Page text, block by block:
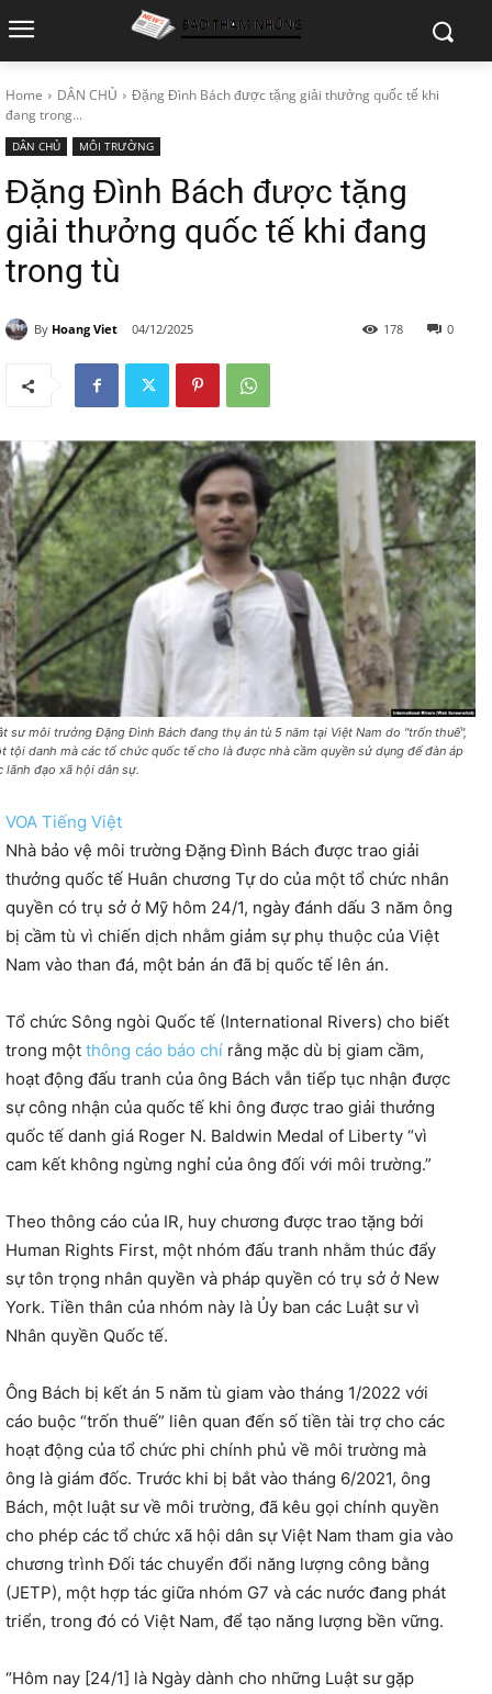
Home DÂN CHỦ
Đặng Đình Bách được tặng giải thưởng quốc tế khi
đang trong...
DÂN CHỦ MÔI TRƯỜNG
Đặng Đình Bách được tặng
giải thưởng quốc tế khi đang
trong tù
By Hoang Viet 04/12/2025 0
178
sư môi trưởng Đặng Đình Bách đang thụ án tù 5 năm tại Việt Nam do "trốn thuế",
tội danh mà các tổ chức quốc tế cho là được nhà cầm quyền sử dụng để đàn áp
lãnh đạo xã hội dân sự.
VOA Tiếng Việt
Nhà bảo vệ môi trường Đặng Đình Bách được trao giải
thưởng quốc tế Huân chương Tự do của một tổ chức nhân
quyền có trụ sở ở Mỹ hôm 24/1, ngày đánh dấu 3 năm ông
bị cầm tù vì chiến dịch nhằm giảm sự phụ thuộc của Việt
Nam vào than đá, một bản án đã bị quốc tế lên án.
Tổ chức Sông ngòi Quốc tế (International Rivers) cho biết
trong một thông cáo báo chí rằng mặc dù bị giam cầm,
hoạt động đấu tranh của ông Bách vẫn tiếp tục nhận được
sự công nhận của quốc tế khi ông được trao giải thưởng
quốc tế danh giá Roger N. Baldwin Medal of Liberty “vì
cam kết không ngừng nghỉ của ông đối với môi trường.”
Theo thông cáo của IR, huy chương được trao tặng bởi
Human Rights First, một nhóm đấu tranh nhằm thúc đẩy
sự tôn trọng nhân quyền và pháp quyền có trụ sở ở New
York. Tiền thân của nhóm này là Ủy ban các Luật sư vì
Nhân quyền Quốc tế.
Ông Bách bị kết án 5 năm tù giam vào tháng 1/2022 với
cáo buộc “trốn thuế” liên quan đến số tiền tài trợ cho các
hoạt động của tổ chức phi chính phủ về môi trường mà
ông là giám đốc. Trước khi bị bắt vào tháng 6/2021, ông
Bách, một luật sư về môi trường, đã kêu gọi chính quyền
cho phép các tổ chức xã hội dân sự Việt Nam tham gia vào
chương trình Đối tác chuyển đổi năng lượng công bằng
(JETP), một hợp tác giữa nhóm G7 và các nước đang phát
triển, trong đó có Việt Nam, để tạo năng lượng bền vững.
“Hôm nay [24/1] là Ngày dành cho những Luật sư gặp